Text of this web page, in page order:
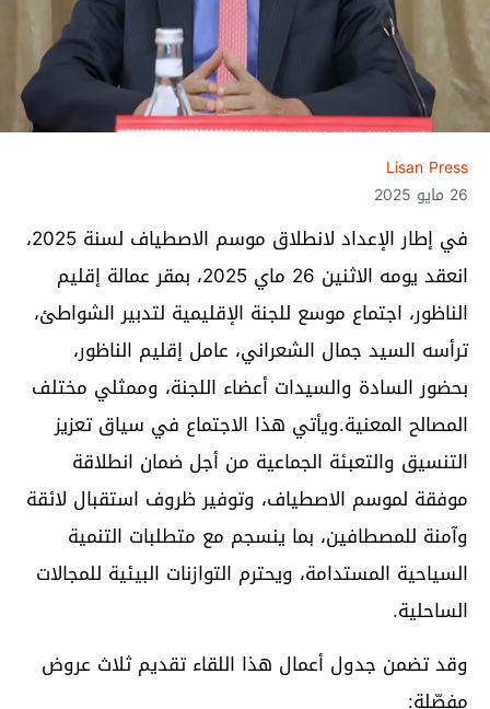
Lisan Press
26 مايو 2025
في إطار الإعداد لانطلاق موسم الاصطياف لسنة 2025،
انعقد يومه الاثنين 26 ماي 2025، بمقر عمالة إقليم
الناظور، اجتماع موسع للجنة الإقليمية لتدبير الشواطئ،
ترأسه السيد جمال الشعراني، عامل إقليم الناظور،
بحضور السادة والسيدات أعضاء اللجنة، وممثلي مختلف
المصالح المعنية.ويأتي هذا الاجتماع في سياق تعزيز
التنسيق والتعبئة الجماعية من أجل ضمان انطلاقة
موفقة لموسم الاصطياف، وتوفير ظروف استقبال لائقة
وآمنة للمصطافين، بما ينسجم مع متطلبات التنمية
السياحية المستدامة، ويحترم التوازنات البيئية للمجالات
الساحلية.
وقد تضمن جدول أعمال هذا اللقاء تقديم ثلاث عروض
مفصّلة: